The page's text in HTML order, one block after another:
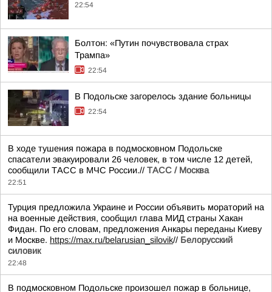
22:54
Болтон: «Путин почувствовала страх
Трампа»
22:54
В Подольске загорелось здание больницы
22:54
В ходе тушения пожара в подмосковном Подольске
спасатели эвакуировали 26 человек, в том числе 12 детей,
сообщили ТАСС в МЧС России.// ТАСС / Москва
22:51
Турция предложила Украине и России объявить мораторий на
на военные действия, сообщил глава МИД страны Хакан
Фидан. По его словам, предложения Анкары переданы Киеву
и Москве. https://max.ru/belarusian_silovik// Белорусский
силовик
22:48
В подмосковном Подольске произошел пожар в больнице,